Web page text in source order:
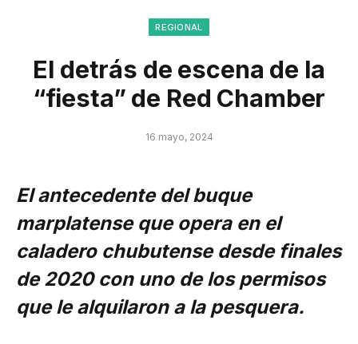
REGIONAL
El detrás de escena de la
“fiesta” de Red Chamber
16 mayo, 2024
El antecedente del buque
marplatense que opera en el
caladero chubutense desde finales
de 2020 con uno de los permisos
que le alquilaron a la pesquera.